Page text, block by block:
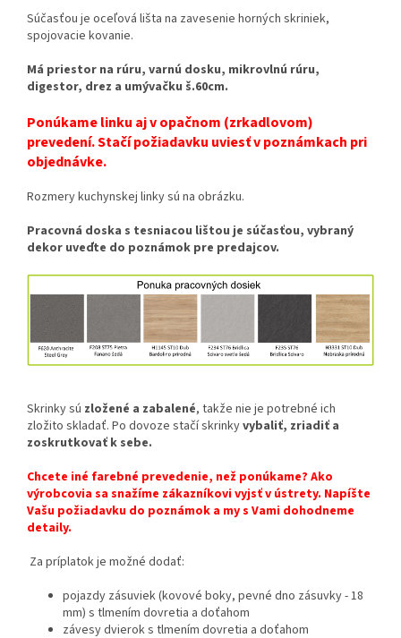
Súčasťou je oceľová lišta na zavesenie horných skriniek,
spojovacie kovanie.
Má priestor na rúru, varnú dosku, mikrovlnú rúru,
digestor, drez a umývačku š.60cm.
Ponúkame linku aj v opačnom (zrkadlovom)
prevedení. Stačí požiadavku uviesť v poznámkach pri
objednávke.
Rozmery kuchynskej linky sú na obrázku.
Pracovná doska s tesniacou lištou je súčasťou, vybraný
dekor uveďte do poznámok pre predajcov.
Skrinky sú zložené a zabalené, takže nie je potrebné ich
zložito skladať. Po dovoze stačí skrinkyvybaliť, zriadiť a
zoskrutkovať k sebe.
Chcete iné farebné prevedenie, než ponúkame? Ako
výrobcovia sa snažíme zákazníkovi vyjsť v ústrety. Napíšte
Vašu požiadavku do poznámok a my s Vami dohodneme
detaily.
Za príplatok je možné dodať:
pojazdy zásuviek (kovové boky, pevné dno zásuvky - 18
mm) s tlmením dovretia a doťahom
závesy dvierok s tlmením dovretia a doťahom